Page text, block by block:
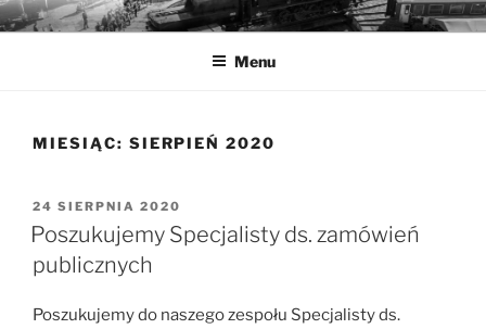
Przejdź
do
MUZEA TECHNIKI
Ochrona zabytków techniki
Menu
MIESIĄC: SIERPIEŃ 2020
OPUBLIKOWANE
W
24 SIERPNIA 2020
Poszukujemy Specjalisty ds. zamówień
publicznych
Poszukujemy do naszego zespołu Specjalisty ds.